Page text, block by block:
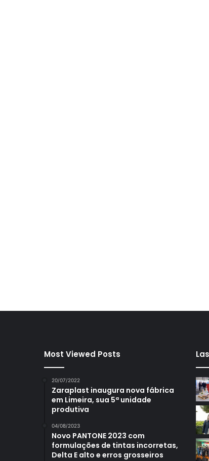
Most Viewed Posts
20/07/2022
Zaraplast inaugura nova fábrica
em Limeira, sua 5ª unidade
produtiva
04/08/2023
Novo PANTONE 2023 com
formulações de tintas incorretas,
Delta E alto e erros grosseiros